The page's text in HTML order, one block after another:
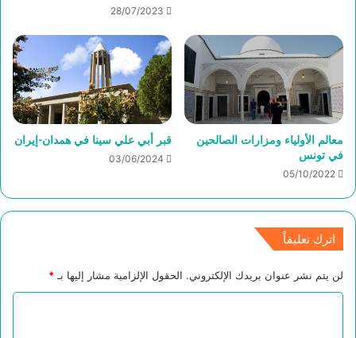
28/07/2023
معالم الأولياء ومزارات الصالحين
في تونس
05/10/2022
قبر أبي علي سينا في همدان-إيران
03/06/2024
اترك تعليقاً
لن يتم نشر عنوان بريدك الإلكتروني. الحقول الإلزامية مشار إليها بـ*